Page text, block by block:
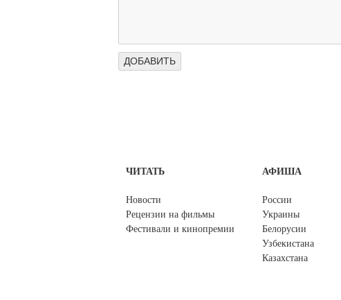
ЧИТАТЬ
Новости
Рецензии на фильмы
Фестивали и кинопремии
АФИША
России
Украины
Белорусии
Узбекистана
Казахстана